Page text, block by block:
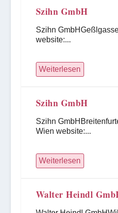
Szihn GmbH
Szihn
website:...
Weiterlesen
Szihn GmbH
Szihn
Wien website:...
Weiterlesen
Walter Heindl